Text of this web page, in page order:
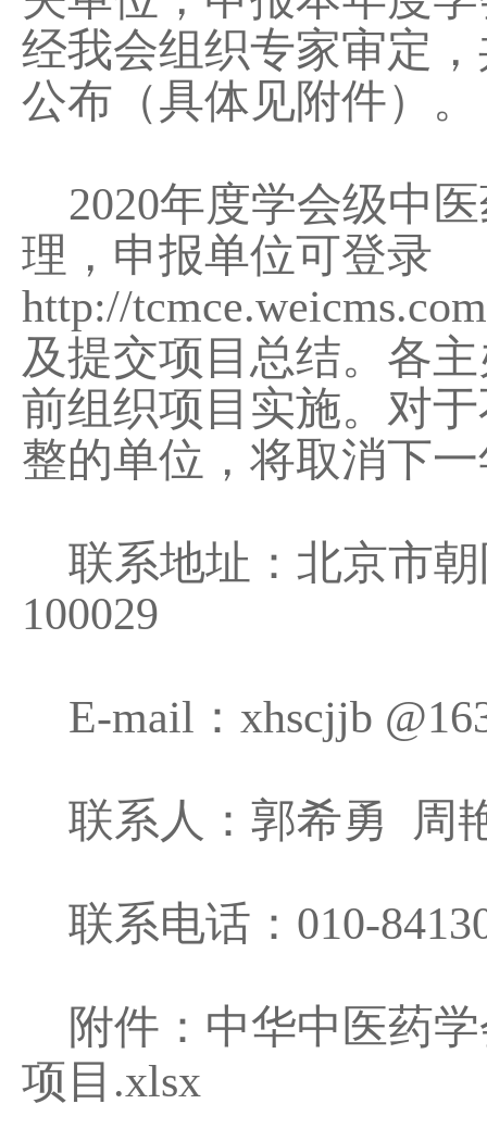
经我会组织专家审定
公布（具体见附件）。
2020年度学会级中
理，申报单位可登录
http://
及提交项目总结。各
前组织项目实施。对
整的单位，将取消下
联系地址：北京市
100029
E-mail ： xhscjjb
联系人：郭希勇 周
联系电话： 010-
附件： 中华中医药
项目.xlsx